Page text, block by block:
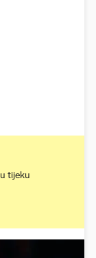
tijeku